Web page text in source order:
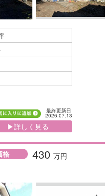
最終更新日
2026.07.13
▶詳しく見る
格 430 万円